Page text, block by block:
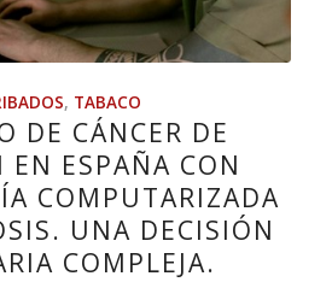
, TABACO
DE CÁNCER DE
EN ESPAÑA CON
COMPUTARIZADA
UNA DECISIÓN
COMPLEJA.